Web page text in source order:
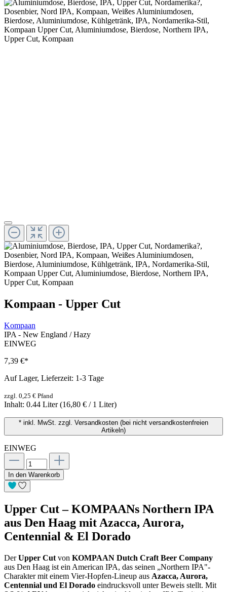
Kompaan - Upper Cut
Kompaan
IPA - New England / Hazy
EINWEG
7,39 €*
Auf Lager, Lieferzeit: 1-3 Tage
zzgl. 0,25 € Pfand
Inhalt: 0.44 Liter(16,80 € / 1 Liter)
* inkl. MwSt. zzgl. Versandkosten (bei nicht versandkostenfreien
Artikeln)
EINWEG
In den Warenkorb
Upper Cut – KOMPAANs Northern IPA
aus Den Haag mit Azacca, Aurora,
Centennial & El Dorado
DerUpper Cut von KOMPAAN Dutch Craft Beer Company
aus Den Haag ist ein American IPA, das seinen „Northern IPA"-
Charakter mit einem Vier-Hopfen-Lineup aus Azacca, Aurora,
Centennial und El Dorado eindrucksvoll unter Beweis stellt. Mit